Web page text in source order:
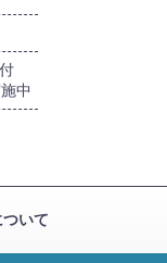
中
いて